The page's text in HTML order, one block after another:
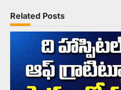
Related Posts